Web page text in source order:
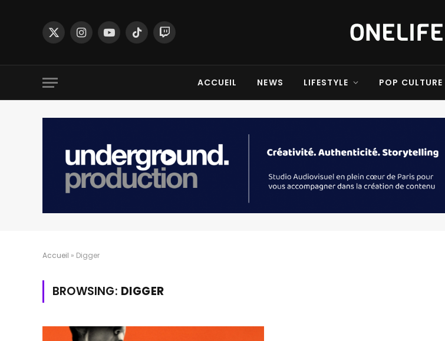
X
InstagramYouTubeTikTokTwitch
ACCUEIL NEWS LIFESTYLE POP CULTURE
Accueil » Digger
BROWSING: DIGGER